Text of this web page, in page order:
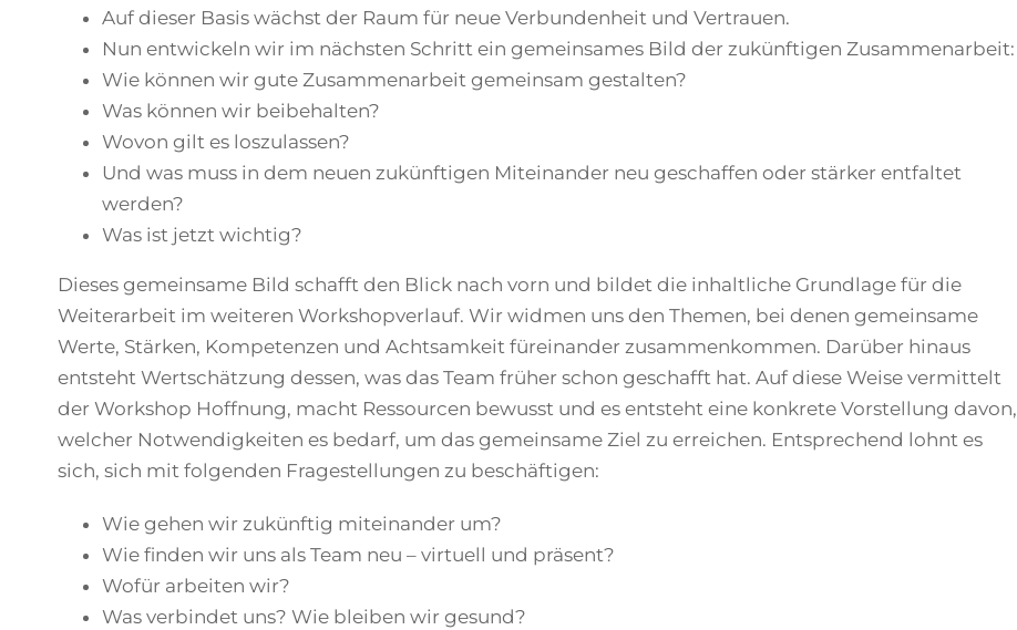
Auf dieser Basis wächst der Raum für neue Verbundenheit und Vertrauen.
Nun entwickeln wir im nächsten Schritt ein gemeinsames Bild der zukünftigen Zusammenarbeit:
Wie können wir gute Zusammenarbeit gemeinsam gestalten?
Was können wir beibehalten?
Wovon gilt es loszulassen?
Und was muss in dem neuen zukünftigen Miteinander neu geschaffen oder stärker entfaltet
werden?
Was ist jetzt wichtig?
Dieses gemeinsame Bild schafft den Blick nach vorn und bildet die inhaltliche Grundlage für die
Weiterarbeit im weiteren Workshopverlauf. Wir widmen uns den Themen, bei denen gemeinsame
Werte, Stärken, Kompetenzen und Achtsamkeit füreinander zusammenkommen. Darüber hinaus
entsteht Wertschätzung dessen, was das Team früher schon geschafft hat. Auf diese Weise vermittelt
der Workshop Hoffnung, macht Ressourcen bewusst und es entsteht eine konkrete Vorstellung davon,
welcher Notwendigkeiten es bedarf, um das gemeinsame Ziel zu erreichen. Entsprechend lohnt es
sich, sich mit folgenden Fragestellungen zu beschäftigen:
Wie gehen wir zukünftig miteinander um?
Wie finden wir uns als Team neu – virtuell und präsent?
Wofür arbeiten wir?
Was verbindet uns? Wie bleiben wir gesund?